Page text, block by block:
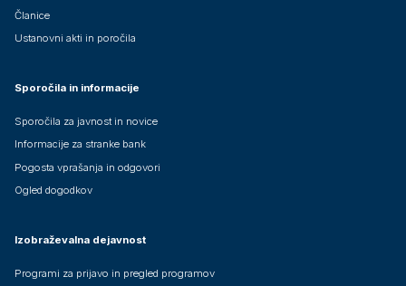
Članice
Ustanovni akti in poročila
Sporočila in informacije
Sporočila za javnost in novice
Informacije za stranke bank
Pogosta vprašanja in odgovori
Ogled dogodkov
Izobraževalna dejavnost
Programi za prijavo in pregled programov